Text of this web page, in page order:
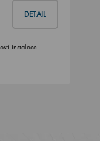
DETAIL
instalace